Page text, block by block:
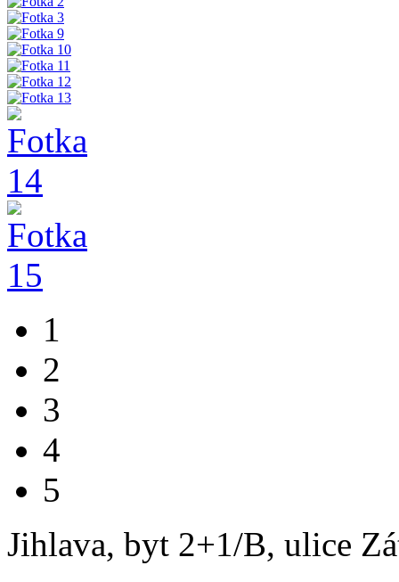
1
2
3
4
5
Jihlava, byt 2+1/B, ulice